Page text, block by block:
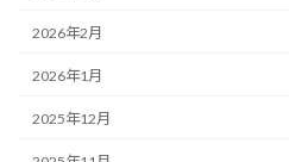
2026年2月
2026年1月
2025年12月